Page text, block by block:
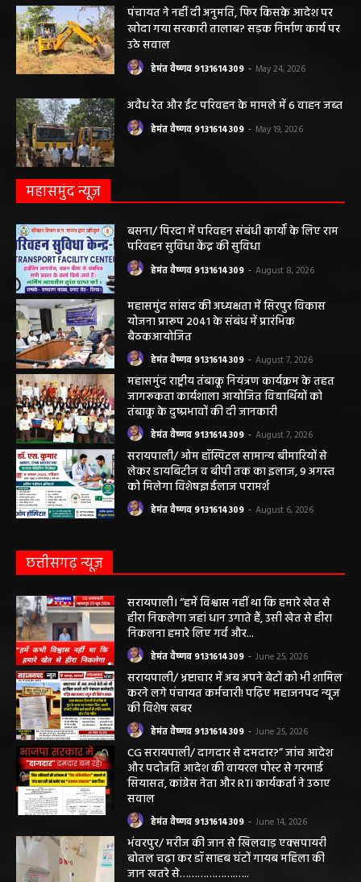
हेमंत वैष्णव 9131614309 - May 27, 2026
पंचायत ने नहीं दी अनुमति, फिर किसके आदेश पर
खोदा गया सरकारी तालाब? सड़क निर्माण कार्य पर
उठे सवाल
हेमंत वैष्णव 9131614309
महासमुंद न्यूज़
बसना/ पिरदा में परिवहन संबंधी कार्यों के लिए राम
परिवहन सुविधा केंद्र की सुविधा
हेमंत वैष्णव 9131614309 - August 8, 2026
महासमुंद सांसद की अध्यक्षता में सिरपुर विकास
योजना प्रारूप 2041 के संबंध में प्रारंभिक
बैठकआयोजित
हेमंत वैष्णव 9131614309 - August 7, 2026
महासमुंद राष्ट्रीय तंबाकू नियंत्रण कार्यक्रम के तहत
जागरूकता कार्यशाला आयोजित विद्यार्थियों को
तंबाकू के दुष्प्रभावों की दी जानकारी
हेमंत वैष्णव 9131614309 - August 7, 2026
सरायपाली/ ओम हॉस्पिटल सामान्य बीमारियों से
लेकर डायबिटीज व बीपी तक का इलाज, 9 अगस्त
छत्तीसगढ़ न्यूज़
सरायपाली। “हमें विश्वास नहीं था कि हमारे खेत से
हीरा निकलेगा जहां धान उगाते हैं, उसी खेत से हीरा
निकलना हमारे लिए गर्व और...
हेमंत वैष्णव 9131614309
सरायपाली/ भ्रष्टाचार में अब अपने बेटों को भी शामिल
करने लगे पंचायत कर्मचारी! पढ़िए महाजनपद न्यूज
की विशेष खबर
हेमंत वैष्णव 9131614309 - June 25, 2026
CG सरायपाली/ दागदार से दमदार?” जांच आदेश
और पदोन्नति आदेश की वायरल पोस्ट से गरमाई
सियासत, कांग्रेस नेता और RTI कार्यकर्ता ने उठाए
सवाल
हेमंत वैष्णव 9131614309